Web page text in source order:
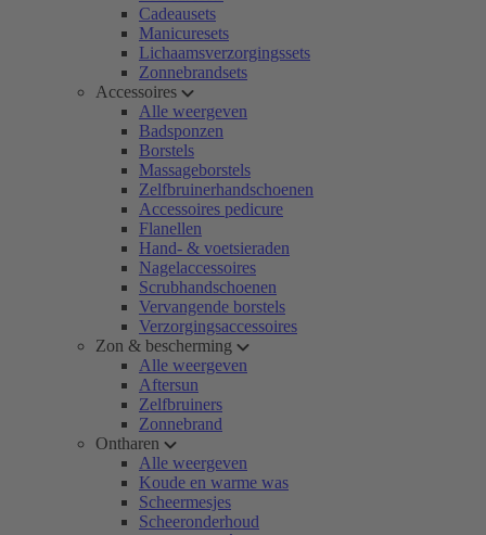
Cadeausets
Manicuresets
Lichaamsverzorgingssets
Zonnebrandsets
Accessoires
Alle weergeven
Badsponzen
Borstels
Massageborstels
Zelfbruinerhandschoenen
Accessoires pedicure
Flanellen
Hand- & voetsieraden
Nagelaccessoires
Scrubhandschoenen
Vervangende borstels
Verzorgingsaccessoires
Zon & bescherming
Alle weergeven
Aftersun
Zelfbruiners
Zonnebrand
Ontharen
Alle weergeven
Koude en warme was
Scheermesjes
Scheeronderhoud